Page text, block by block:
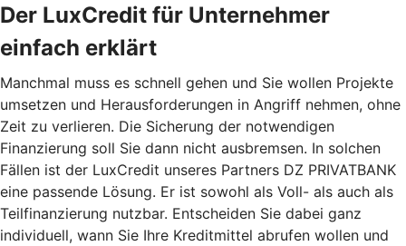
Der LuxCredit für Unternehmer
einfach erklärt
Manchmal muss es schnell gehen und Sie wollen Projekte
umsetzen und Herausforderungen in Angriff nehmen, ohne
Zeit zu verlieren. Die Sicherung der notwendigen
Finanzierung soll Sie dann nicht ausbremsen. In solchen
Fällen ist der LuxCredit unseres Partners DZ PRIVATBANK
eine passende Lösung. Er ist sowohl als Voll- als auch als
Teilfinanzierung nutzbar. Entscheiden Sie dabei ganz
individuell, wann Sie Ihre Kreditmittel abrufen wollen und